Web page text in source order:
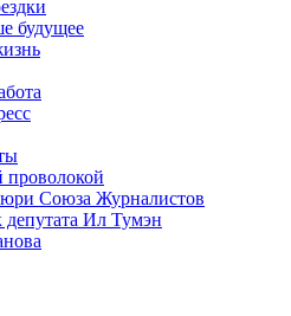
будущее
проволокой
Союза Журналистов
Ил Тумэн